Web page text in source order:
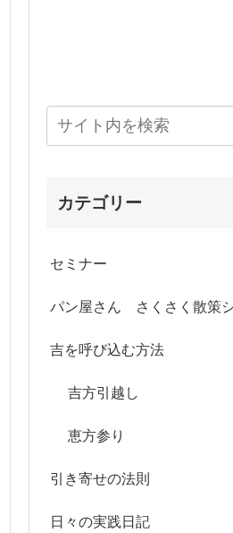
カテゴリー
セミナー
パン屋さん さくさく散策
吉を呼び込む方法
吉方引越し
恵方参り
引き寄せの法則
日々の実践日記